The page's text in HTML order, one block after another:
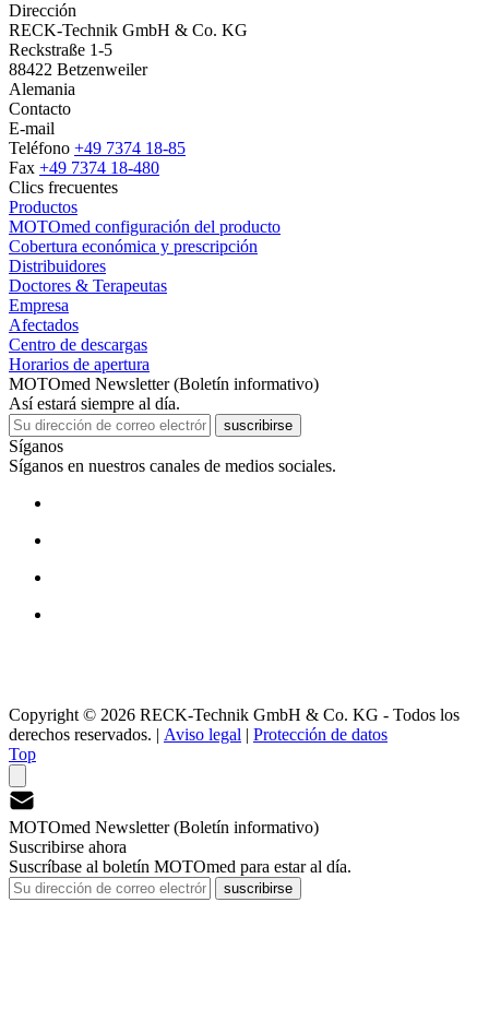
Dirección
RECK-Technik GmbH & Co. KG
Reckstraße 1-5
88422 Betzenweiler
Alemania
Contacto
E-mail
Teléfono +49 7374 18-85
Fax +49 7374 18-480
Clics frecuentes
Productos
MOTOmed configuración del producto
Cobertura económica y prescripción
Distribuidores
Doctores & Terapeutas
Empresa
Afectados
Centro de descargas
Horarios de apertura
MOTOmed Newsletter (Boletín informativo)
Así estará siempre al día.
suscribirse
Síganos
Síganos en nuestros canales de medios sociales.
Copyright © 2026 RECK-Technik GmbH & Co. KG - Todos los
derechos reservados. | Aviso legal | Protección de datos
Top
MOTOmed Newsletter (Boletín informativo)
Suscribirse ahora
Suscríbase al boletín MOTOmed para estar al día.
suscribirse